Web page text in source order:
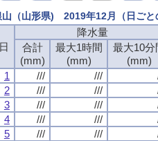
山（山形県) 2019年12月（日ご
日
降水量
合計
(mm)
最大1時間
(mm)
最大10分
(mm)
1
/// ///
2
/// ///
3
/// ///
4
/// ///
5
/// ///